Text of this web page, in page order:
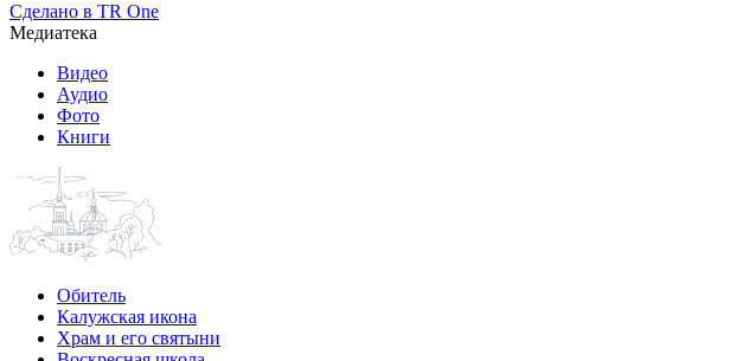
Сделано в TR One
Медиатека
Видео
Аудио
Фото
Книги
Обитель
Калужская икона
Храм и его святыни